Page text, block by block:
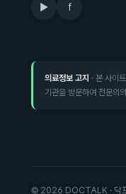
▶ f
의료정보 고지 · 본 사이
기관을 방문하여 전문의
© 2026 DOCTALK ·